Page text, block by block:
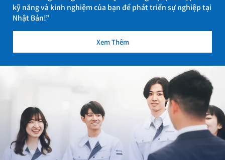
kỹ năng và kinh nghiệm của bạn để phát triển sự nghiệp tại
Nhật Bản!”
Xem Thêm